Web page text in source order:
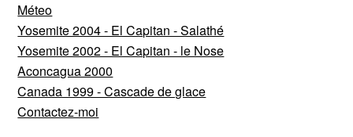
Méteo
Yosemite 2004 - El Capitan - Salathé
Yosemite 2002 - El Capitan - le Nose
Aconcagua 2000
Canada 1999 - Cascade de glace
Contactez-moi